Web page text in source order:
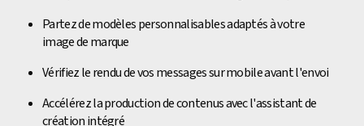
Partez de modèles personnalisables adaptés à votre
image de marque
Vérifiez le rendu de vos messages sur mobile avant l'envoi
Accélérez la production de contenus avec l'assistant de
création intégré